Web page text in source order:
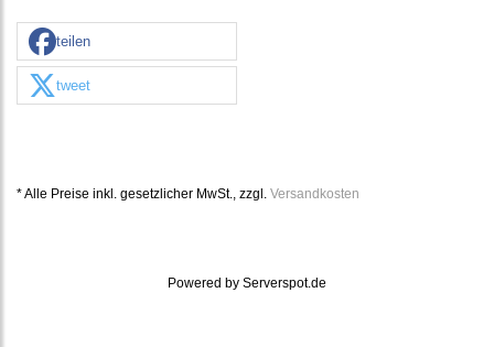
teilen
tweet
* Alle Preise inkl. gesetzlicher MwSt., zzgl. Versandkosten
Powered by Serverspot.de